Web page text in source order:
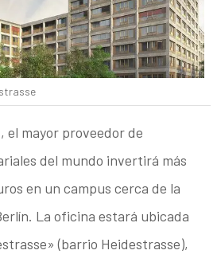
el mayor proveedor de
del mundo invertirá más
en un campus cerca de la
La oficina estará ubicada
(barrio Heidestrasse),